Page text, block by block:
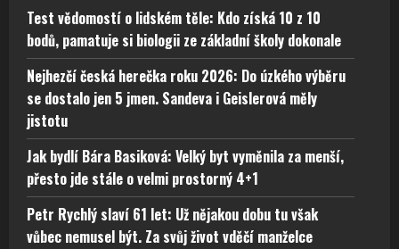
Test vědomostí o lidském těle: Kdo získá 10 z 10
bodů, pamatuje si biologii ze základní školy dokonale
Nejhezčí česká herečka roku 2026: Do úzkého výběru
se dostalo jen 5 jmen. Sandeva i Geislerová měly
jistotu
Jak bydlí Bára Basiková: Velký byt vyměnila za menší,
přesto jde stále o velmi prostorný 4+1
Petr Rychlý slaví 61 let: Už nějakou dobu tu však
vůbec nemusel být. Za svůj život vděčí manželce